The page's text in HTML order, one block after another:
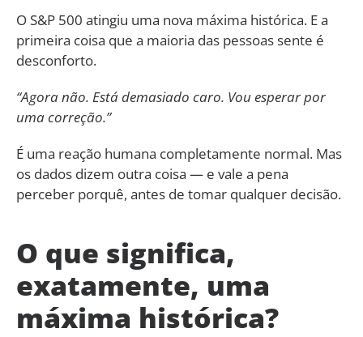
O S&P 500 atingiu uma nova máxima histórica. E a
primeira coisa que a maioria das pessoas sente é
desconforto.
“Agora não. Está demasiado caro. Vou esperar por
uma correção.”
É uma reação humana completamente normal. Mas
os dados dizem outra coisa — e vale a pena
perceber porquê, antes de tomar qualquer decisão.
O que significa,
exatamente, uma
máxima histórica?